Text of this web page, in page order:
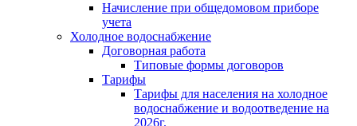
Начисление при общедомовом приборе
учета
Холодное водоснабжение
Договорная работа
Типовые формы договоров
Тарифы
Тарифы для населения на холодное
водоснабжение и водоотведение на
2026г.